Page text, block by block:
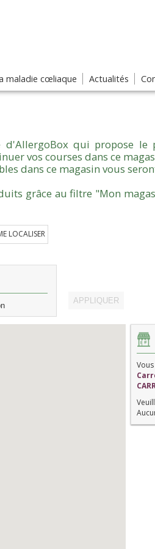
maladie cœliaque Actualités
d'AllergoBox qui propose
vos courses dans ce
dans ce magasin vous
grâce au filtre "Mon
LOCALISER